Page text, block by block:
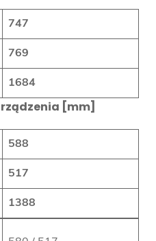
747
769
1684
[mm]
588
517
1388